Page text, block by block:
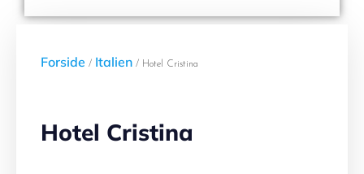
Forside / Italien / Hotel Cristina
Hotel Cristina